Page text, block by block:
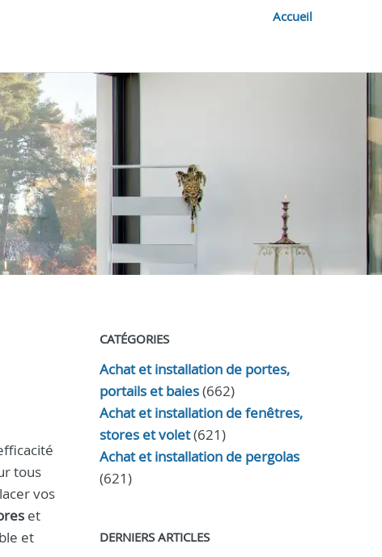
Accueil
tous
vos
et
et
CATÉGORIES
Achat et installation de portes,
portails et baies(662)
Achat et installation de fenêtres,
stores et volet(621)
Achat et installation de pergolas
(621)
DERNIERS ARTICLES